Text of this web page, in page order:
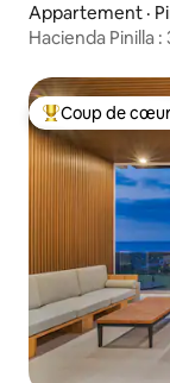
Appartement ·
Hacienda Pinilla
Coup de cœur
Coup de